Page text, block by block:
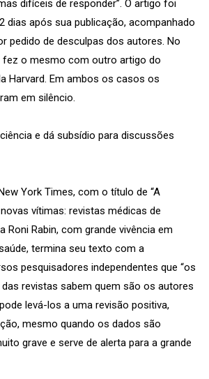
difíceis de responder”. O artigo foi
dias após sua publicação, acompanhado
pedido de desculpas dos autores. No
fez o mesmo com outro artigo do
Harvard. Em ambos os casos os
em silêncio.
e dá subsídio para discussões
York Times, com o título de “A
vítimas: revistas médicas de
Roni Rabin, com grande vivência em
termina seu texto com a
pesquisadores independentes que “os
revistas sabem quem são os autores
levá-los a uma revisão positiva,
mesmo quando os dados são
grave e serve de alerta para a grande